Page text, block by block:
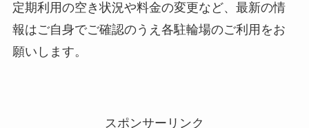
定期利用の空き状況や料金の変更など、最新の情
報はご自身でご確認のうえ各駐輪場のご利用をお
願いします。
スポンサーリンク